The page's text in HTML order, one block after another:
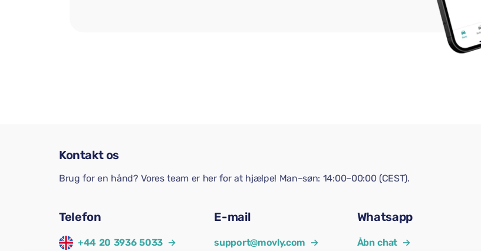
Kontakt os
Brug for en hånd? Vores team er her for at hjælpe! Man–søn: 14:00–00:00 (CEST).
Telefon
+44 20 3936 5033 →
E-mail
support@movly.com →
Whatsapp
Åbn chat →